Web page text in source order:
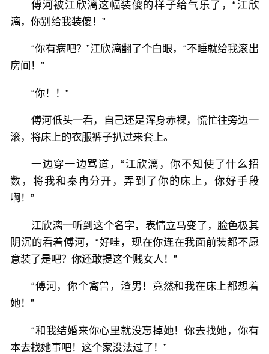
傅河被江欣漓这幅装傻的样子给气乐了，“江欣
漓，你别给我装傻！”
“你有病吧？”江欣漓翻了个白眼，“不睡就给我滚出
房间！”
“你！！”
傅河低头一看，自己还是浑身赤裸，慌忙往旁边一
滚，将床上的衣服裤子扒过来套上。
一边穿一边骂道，“江欣漓，你不知使了什么招
数，将我和秦冉分开，弄到了你的床上，你好手段
啊！”
江欣漓一听到这个名字，表情立马变了，脸色极其
阴沉的看着傅河，“好哇，现在你连在我面前装都不愿
意装了是吧？你还敢提这个贱女人！”
“傅河，你个禽兽，渣男！竟然和我在床上都想着
她！”
“和我结婚来你心里就没忘掉她！你去找她，你有
本去找她事吧！这个家没法过了！”